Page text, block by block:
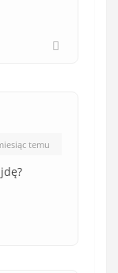
temu